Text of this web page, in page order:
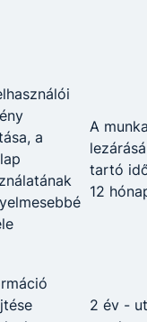
a
A
tartó
12
2 év -